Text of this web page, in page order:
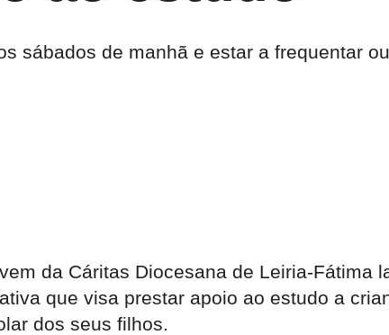
sábados de manhã e estar a frequentar
da Cáritas Diocesana de Leiria-Fátima
que visa prestar apoio ao estudo a
dos seus filhos.